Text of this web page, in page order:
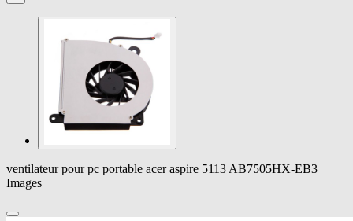
ventilateur pour pc portable acer aspire 5113 AB7505HX-EB3
Images